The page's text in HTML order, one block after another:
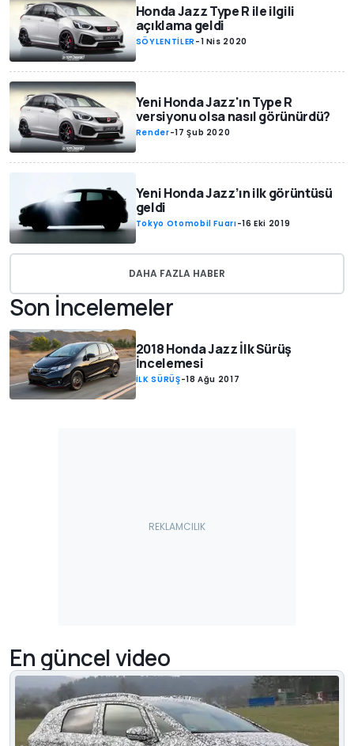
Honda Jazz Type R ile ilgili
açıklama geldi
SÖYLENTİLER -1 Nis 2020
Yeni Honda Jazz'ın Type R
versiyonu olsa nasıl görünürdü?
Render-17 Şub 2020
Yeni Honda Jazz’ın ilk görüntüsü
geldi
Tokyo Otomobil Fuarı-16 Eki 2019
DAHA FAZLA HABER
Son İncelemeler
2018 Honda Jazz İlk Sürüş
İncelemesi
İLK SÜRÜŞ-18 Ağu 2017
En güncel video